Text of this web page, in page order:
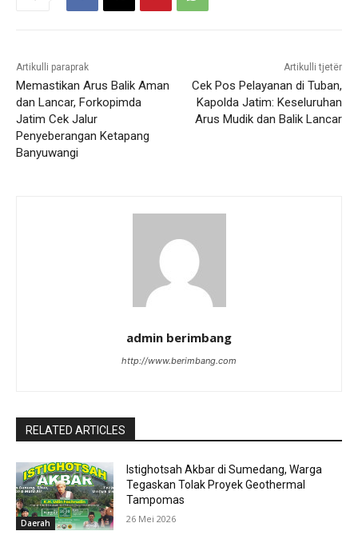
Artikulli paraprak
Memastikan Arus Balik Aman
dan Lancar, Forkopimda
Jatim Cek Jalur
Penyeberangan Ketapang
Banyuwangi
Artikulli tjetër
Cek Pos Pelayanan di Tuban,
Kapolda Jatim: Keseluruhan
Arus Mudik dan Balik Lancar
admin berimbang
http://www.berimbang.com
RELATED ARTICLES
Daerah
Istighotsah Akbar di Sumedang, Warga
Tegaskan Tolak Proyek Geothermal
Tampomas
26 Mei 2026